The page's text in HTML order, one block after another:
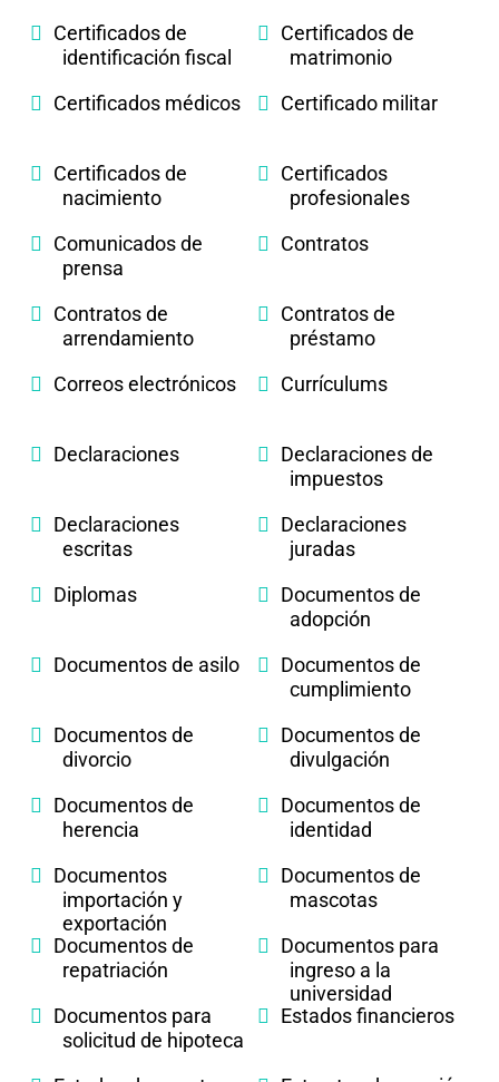
Certificados de
identificación fiscal
Certificados de
matrimonio
Certificados médicos
Certificado militar
Certificados de
nacimiento
Certificados
profesionales
Comunicados de
prensa
Contratos
Contratos de
arrendamiento
Contratos de
préstamo
Correos electrónicos
Currículums
Declaraciones
Declaraciones de
impuestos
Declaraciones
escritas
Declaraciones
juradas
Diplomas
Documentos de
adopción
Documentos de asilo
Documentos de
cumplimiento
Documentos de
divorcio
Documentos de
divulgación
Documentos de
herencia
Documentos de
identidad
Documentos
importación y
exportación
Documentos de
mascotas
Documentos de
repatriación
Documentos para
ingreso a la
universidad
Documentos para
solicitud de hipoteca
Estados financieros